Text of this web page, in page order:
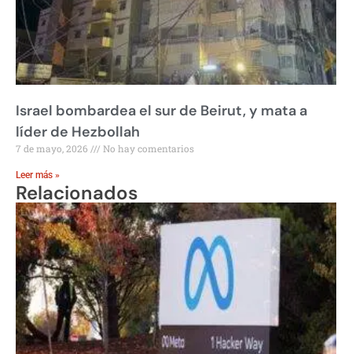
Israel bombardea el sur de Beirut, y mata a
líder de Hezbollah
7 de mayo, 2026 No hay comentarios
Leer más »
Relacionados